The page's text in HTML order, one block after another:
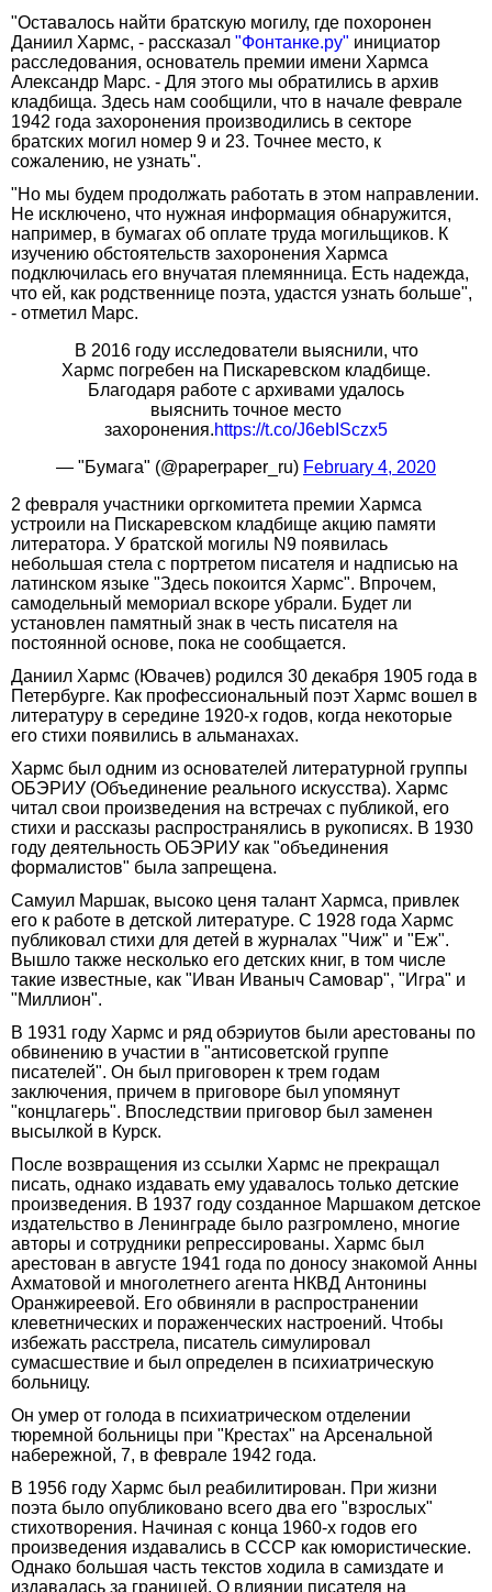
"Оставалось найти братскую могилу, где похоронен
Даниил Хармс, - рассказал "Фонтанке.ру" инициатор
расследования, основатель премии имени Хармса
Александр Марс. - Для этого мы обратились в архив
кладбища. Здесь нам сообщили, что в начале феврале
1942 года захоронения производились в секторе
братских могил номер 9 и 23. Точнее место, к
сожалению, не узнать".
"Но мы будем продолжать работать в этом направлении.
Не исключено, что нужная информация обнаружится,
например, в бумагах об оплате труда могильщиков. К
изучению обстоятельств захоронения Хармса
подключилась его внучатая племянница. Есть надежда,
что ей, как родственнице поэта, удастся узнать больше",
- отметил Марс.
В 2016 году исследователи выяснили, что
Хармс погребен на Пискаревском кладбище.
Благодаря работе с архивами удалось
выяснить точное место
захоронения.https://t.co/J6ebISczx5
— "Бумага" (@paperpaper_ru) February 4, 2020
2 февраля участники оргкомитета премии Хармса
устроили на Пискаревском кладбище акцию памяти
литератора. У братской могилы N9 появилась
небольшая стела с портретом писателя и надписью на
латинском языке "Здесь покоится Хармс". Впрочем,
самодельный мемориал вскоре убрали. Будет ли
установлен памятный знак в честь писателя на
постоянной основе, пока не сообщается.
Даниил Хармс (Ювачев) родился 30 декабря 1905 года в
Петербурге. Как профессиональный поэт Хармс вошел в
литературу в середине 1920-х годов, когда некоторые
его стихи появились в альманахах.
Хармс был одним из основателей литературной группы
ОБЭРИУ (Объединение реального искусства). Хармс
читал свои произведения на встречах с публикой, его
стихи и рассказы распространялись в рукописях. В 1930
году деятельность ОБЭРИУ как "объединения
формалистов" была запрещена.
Самуил Маршак, высоко ценя талант Хармса, привлек
его к работе в детской литературе. С 1928 года Хармс
публиковал стихи для детей в журналах "Чиж" и "Еж".
Вышло также несколько его детских книг, в том числе
такие известные, как "Иван Иваныч Самовар", "Игра" и
"Миллион".
В 1931 году Хармс и ряд обэриутов были арестованы по
обвинению в участии в "антисоветской группе
писателей". Он был приговорен к трем годам
заключения, причем в приговоре был упомянут
"концлагерь". Впоследствии приговор был заменен
высылкой в Курск.
После возвращения из ссылки Хармс не прекращал
писать, однако издавать ему удавалось только детские
произведения. В 1937 году созданное Маршаком детское
издательство в Ленинграде было разгромлено, многие
авторы и сотрудники репрессированы. Хармс был
арестован в августе 1941 года по доносу знакомой Анны
Ахматовой и многолетнего агента НКВД Антонины
Оранжиреевой. Его обвиняли в распространении
клеветнических и пораженческих настроений. Чтобы
избежать расстрела, писатель симулировал
сумасшествие и был определен в психиатрическую
больницу.
Он умер от голода в психиатрическом отделении
тюремной больницы при "Крестах" на Арсенальной
набережной, 7, в феврале 1942 года.
В 1956 году Хармс был реабилитирован. При жизни
поэта было опубликовано всего два его "взрослых"
стихотворения. Начиная с конца 1960-х годов его
произведения издавались в СССР как юмористические.
Однако большая часть текстов ходила в самиздате и
издавалась за границей. О влиянии писателя на